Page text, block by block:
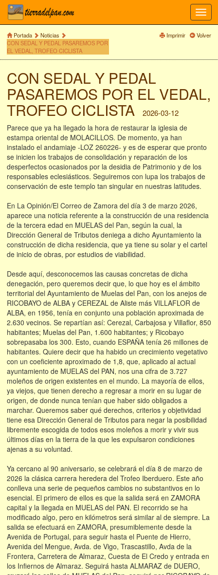
Portada
Noticias
CON SEDAL Y PEDAL PASAREMOS POR
EL VEDAL, TROFEO CICLISTA
Imprimir Volver
CON SEDAL Y PEDAL
PASAREMOS POR EL VEDAL,
TROFEO CICLISTA 2026-03-12
Parece que ya ha llegado la hora de restaurar la iglesia de
estampa oriental de MOLACILLOS. De momento, ya han
instalado el andamiaje -LOZ 260226- y es de esperar que pronto
se inicien los trabajos de consolidación y reparación de los
desperfectos ocasionados por la desidia de Patrimonio y de los
responsables eclesiásticos. Seguiremos con lupa los trabajos de
conservación de este templo tan singular en nuestras latitudes.
En La Opinión/El Correo de Zamora del día 3 de marzo 2026,
aparece una noticia referente a la construcción de una residencia
de la tercera edad en MUELAS del Pan, según la cual, la
Dirección General de Tributos deniega a dicho Ayuntamiento la
construcción de dicha residencia, que ya tiene su solar y el cartel
de inicio de obras, por estudios de viabilidad.
Desde aquí, desconocemos las causas concretas de dicha
denegación, pero queremos decir que, lo que hoy es el ámbito
territorial del Ayuntamiento de Muelas del Pan, con los anejos de
RICOBAYO de ALBA y CEREZAL de Aliste más VILLAFLOR de
ALBA, en 1956, tenía en conjunto una población aproximada de
2.630 vecinos. Se repartían así: Cerezal, Carbajosa y Villaflor, 850
habitantes; Muelas del Pan, 1.600 habitantes; y Ricobayo
sobrepasaba los 300. Esto, cuando ESPAÑA tenía 26 millones de
habitantes. Quiere decir que ha habido un crecimiento vegetativo
con un coeficiente aproximado de 1,8, que, aplicado al actual
ayuntamiento de MUELAS del PAN, nos una cifra de 3.727
moleños de origen existentes en el mundo. La mayoría de ellos,
ya viejos, que tienen derecho a regresar a morir en su lugar de
origen, de donde nunca tenían que haber sido obligados a
marchar. Queremos saber qué derechos, criterios y objetividad
tiene esa Dirección General de Tributos para negar la posibilidad
libremente escogida de todos esos moleños a morir y vivir sus
últimos días en la tierra de la que les expulsaron condiciones
ajenas a su voluntad.
Ya cercano al 90 aniversario, se celebrará el día 8 de marzo de
2026 la clásica carrera heredera del Trofeo Iberduero. Este año
conlleva una serie de pequeños cambios no substantivos en lo
esencial. El primero de ellos es que la salida será en ZAMORA
capital y la llegada en MUELAS del PAN. El recorrido se ha
modificado algo, pero en kilómetros será similar al de siempre. La
salida se efectuará en ZAMORA, presumiblemente desde la
Avenida de Portugal, para seguir hasta el Puente de Hierro,
Avenida del Mengue, Avda. de Vigo, Trascastillo, Avda de la
Frontera, Carretera de Almaraz, Cuesta de El Credo y entrada en
los Infiernos de Almaraz. Seguirá hasta ALMARAZ de DUERO,